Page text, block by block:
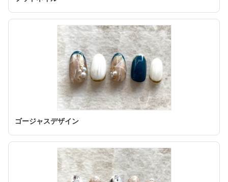
ゴージャスデザイン